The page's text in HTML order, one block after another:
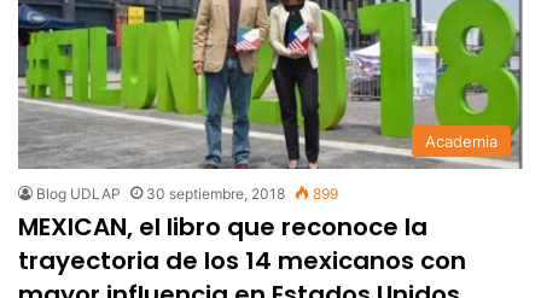
Academia
Blog UDLAP 30 septiembre, 2018 899
MEXICAN, el libro que reconoce la
trayectoria de los 14 mexicanos con